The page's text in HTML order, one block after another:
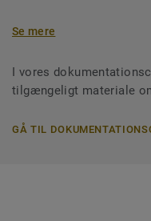
Se mere
I vores
tilgængeligt materiale
GÅ TIL